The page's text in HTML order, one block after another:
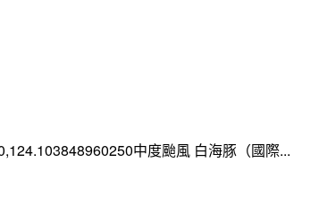
中度颱風 白海豚（國際...